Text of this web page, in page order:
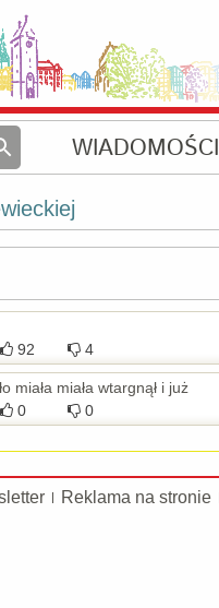
WIADOMOŚCI
92 4
miała miała wtargnął i już
0 0
Reklama na stronie